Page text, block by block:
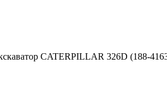
CATERPILLAR 326D (188-